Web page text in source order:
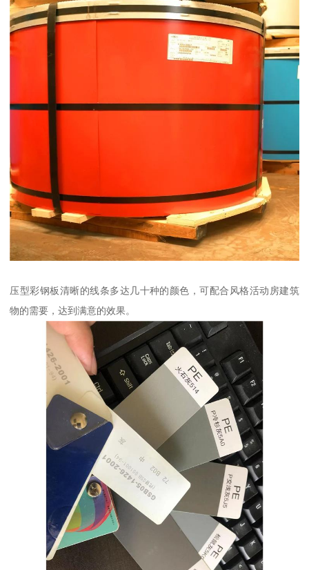
压型彩钢板清晰的线条多达几十种的颜色，可配合风格活动房建筑
物的需要，达到满意的效果。